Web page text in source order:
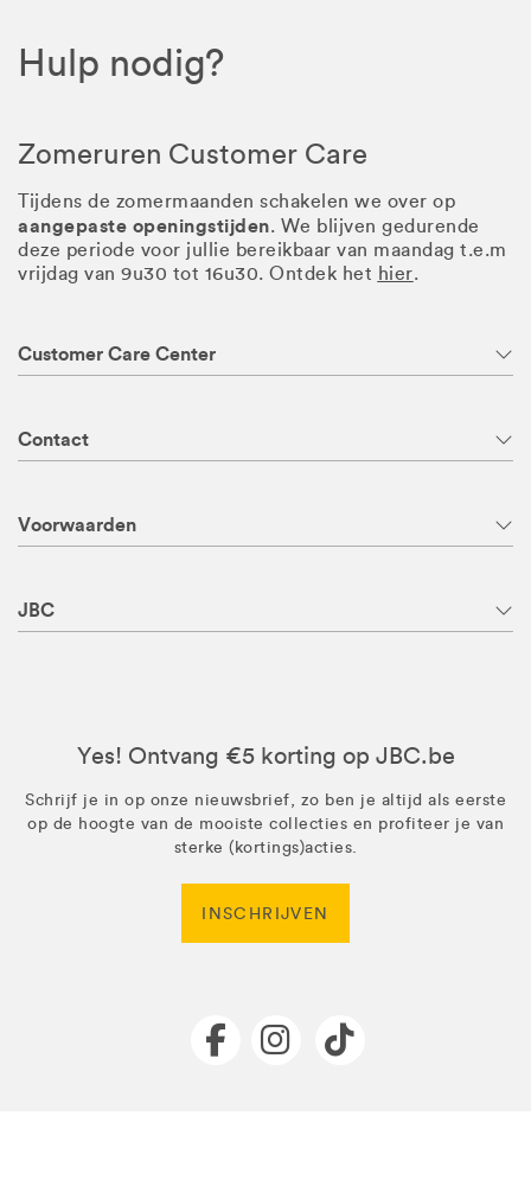
Hulp nodig?
Zomeruren Customer Care
Tijdens de zomermaanden schakelen we over op
aangepaste openingstijden. We blijven gedurende
deze periode voor jullie bereikbaar van maandag t.e.m
vrijdag van 9u30 tot 16u30. Ontdek het hier.
Customer Care Center
Contact
Voorwaarden
JBC
Yes! Ontvang €5 korting op JBC.be
Schrijf je in op onze nieuwsbrief, zo ben je altijd als eerste
op de hoogte van de mooiste collecties en profiteer je van
sterke (kortings)acties.
INSCHRIJVEN